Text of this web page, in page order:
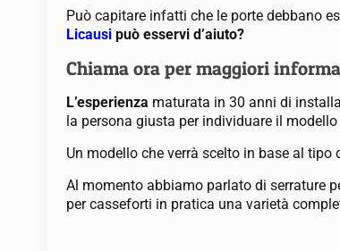
Può capitare infatti che le porte debbano
Licausi può esservi d’aiuto?
Chiama ora per maggiori
L’esperienza maturata in 30 anni di
la persona giusta per individuare il
Un modello che verrà scelto in base al
Al momento abbiamo parlato di serrature
per casseforti in pratica una varietà